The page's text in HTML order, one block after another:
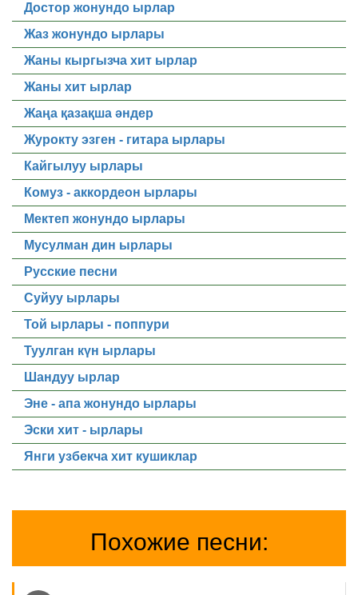
Достор жонундо ырлар
Жаз жонундо ырлары
Жаны кыргызча хит ырлар
Жаны хит ырлар
Жаңа қазақша әндер
Журокту эзген - гитара ырлары
Кайгылуу ырлары
Комуз - аккордеон ырлары
Мектеп жонундо ырлары
Мусулман дин ырлары
Русские песни
Суйуу ырлары
Той ырлары - поппури
Туулган күн ырлары
Шандуу ырлар
Эне - апа жонундо ырлары
Эски хит - ырлары
Янги узбекча хит кушиклар
Похожие песни: